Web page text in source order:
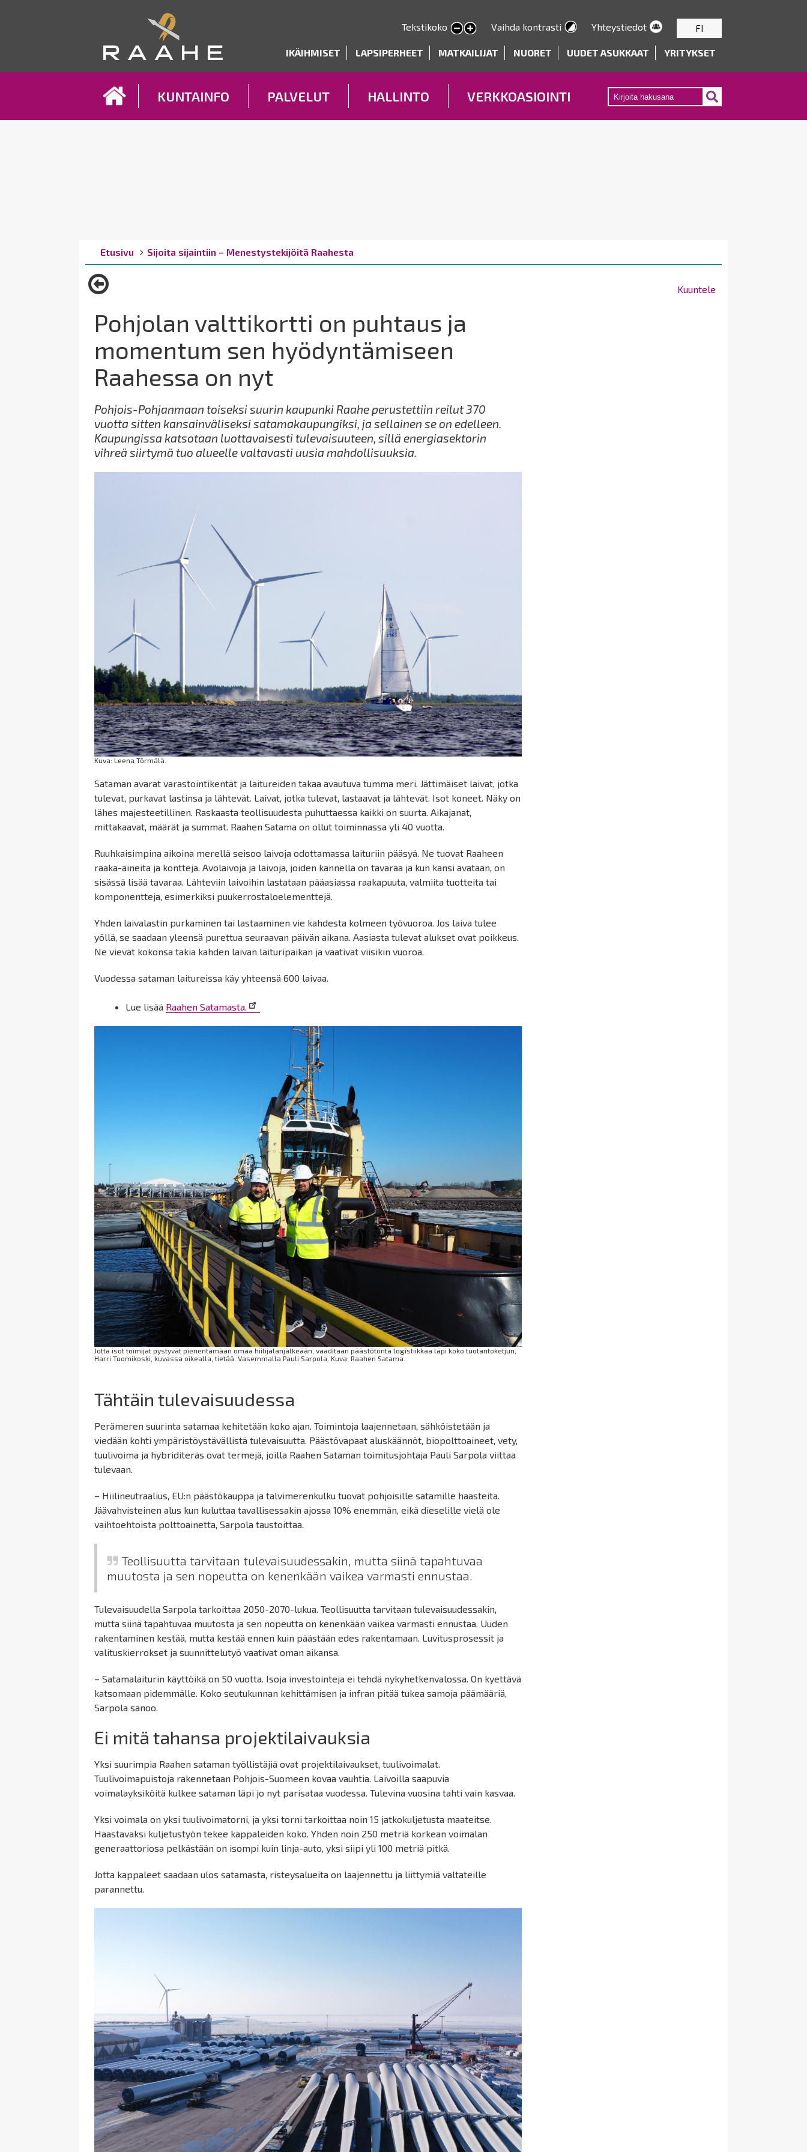
pääsisältöön
Tekstikoko
Pienennä tekstin kokoa
Suurenna tekstin kokoa Vaihda kontrasti Yhteystiedot FI
Kohderyhmät
IKÄIHMISET LAPSIPERHEET MATKAILIJAT NUORET UUDET ASUKKAAT YRITYKSET
KUNTAINFO PALVELUT HALLINTO VERKKOASIOINTI
Breadcrumbs
You
are
here:
Etusivu Sijoita sijaintiin – Menestystekijöitä Raahesta
Kuuntele
Pohjolan valttikortti on puhtaus ja
momentum sen hyödyntämiseen
Raahessa on nyt
Pohjois-Pohjanmaan toiseksi suurin kaupunki Raahe perustettiin reilut 370
vuotta sitten kansainväliseksi satamakaupungiksi, ja sellainen se on edelleen.
Kaupungissa katsotaan luottavaisesti tulevaisuuteen, sillä energiasektorin
vihreä siirtymä tuo alueelle valtavasti uusia mahdollisuuksia.
Kuva: Leena Törmälä.
Sataman avarat varastointikentät ja laitureiden takaa avautuva tumma meri. Jättimäiset laivat, jotka
tulevat, purkavat lastinsa ja lähtevät. Laivat, jotka tulevat, lastaavat ja lähtevät. Isot koneet. Näky on
lähes majesteetillinen. Raskaasta teollisuudesta puhuttaessa kaikki on suurta. Aikajanat,
mittakaavat, määrät ja summat. Raahen Satama on ollut toiminnassa yli 40 vuotta.
Ruuhkaisimpina aikoina merellä seisoo laivoja odottamassa laituriin pääsyä. Ne tuovat Raaheen
raaka-aineita ja kontteja. Avolaivoja ja laivoja, joiden kannella on tavaraa ja kun kansi avataan, on
sisässä lisää tavaraa. Lähteviin laivoihin lastataan pääasiassa raakapuuta, valmiita tuotteita tai
komponentteja, esimerkiksi puukerrostaloelementtejä.
Yhden laivalastin purkaminen tai lastaaminen vie kahdesta kolmeen työvuoroa. Jos laiva tulee
yöllä, se saadaan yleensä purettua seuraavan päivän aikana. Aasiasta tulevat alukset ovat poikkeus.
Ne vievät kokonsa takia kahden laivan laituripaikan ja vaativat viisikin vuoroa.
Vuodessa sataman laitureissa käy yhteensä 600 laivaa.
Lue lisää Raahen Satamasta.
Jotta isot toimijat pystyvät pienentämään omaa hiilijalanjälkeään, vaaditaan päästötöntä logistiikkaa läpi koko tuotantoketjun,
Harri Tuomikoski, kuvassa oikealla, tietää. Vasemmalla Pauli Sarpola. Kuva: Raahen Satama.
Tähtäin tulevaisuudessa
Perämeren suurinta satamaa kehitetään koko ajan. Toimintoja laajennetaan, sähköistetään ja
viedään kohti ympäristöystävällistä tulevaisuutta. Päästövapaat aluskäännöt, biopolttoaineet, vety,
tuulivoima ja hybriditeräs ovat termejä, joilla Raahen Sataman toimitusjohtaja Pauli Sarpola viittaa
tulevaan.
– Hiilineutraalius, EU:n päästökauppa ja talvimerenkulku tuovat pohjoisille satamille haasteita.
Jäävahvisteinen alus kun kuluttaa tavallisessakin ajossa 10% enemmän, eikä dieselille vielä ole
vaihtoehtoista polttoainetta, Sarpola taustoittaa.
Teollisuutta tarvitaan tulevaisuudessakin, mutta siinä tapahtuvaa
muutosta ja sen nopeutta on kenenkään vaikea varmasti ennustaa.
Tulevaisuudella Sarpola tarkoittaa 2050-2070-lukua. Teollisuutta tarvitaan tulevaisuudessakin,
mutta siinä tapahtuvaa muutosta ja sen nopeutta on kenenkään vaikea varmasti ennustaa. Uuden
rakentaminen kestää, mutta kestää ennen kuin päästään edes rakentamaan. Luvitusprosessit ja
valituskierrokset ja suunnittelutyö vaativat oman aikansa.
– Satamalaiturin käyttöikä on 50 vuotta. Isoja investointeja ei tehdä nykyhetkenvalossa. On kyettävä
katsomaan pidemmälle. Koko seutukunnan kehittämisen ja infran pitää tukea samoja päämääriä,
Sarpola sanoo.
Ei mitä tahansa projektilaivauksia
Yksi suurimpia Raahen sataman työllistäjiä ovat projektilaivaukset, tuulivoimalat.
Tuulivoimapuistoja rakennetaan Pohjois-Suomeen kovaa vauhtia. Laivoilla saapuvia
voimalayksiköitä kulkee sataman läpi jo nyt parisataa vuodessa. Tulevina vuosina tahti vain kasvaa.
Yksi voimala on yksi tuulivoimatorni, ja yksi torni tarkoittaa noin 15 jatkokuljetusta maateitse.
Haastavaksi kuljetustyön tekee kappaleiden koko. Yhden noin 250 metriä korkean voimalan
generaattoriosa pelkästään on isompi kuin linja-auto, yksi siipi yli 100 metriä pitkä.
Jotta kappaleet saadaan ulos satamasta, risteysalueita on laajennettu ja liittymiä valtateille
parannettu.